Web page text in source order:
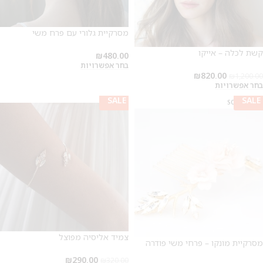
קשת לכלה – אייקו
₪820.00
בחר אפשרויות
מסרקיית גלורי עם פרח משי
₪480.00
בחר אפשרויות
SOLD OUT
SALE
מסרקיית מונקו – פרחי משי פודרה
SALE
SALE
צמיד אליסיה מפוצל
₪290.00